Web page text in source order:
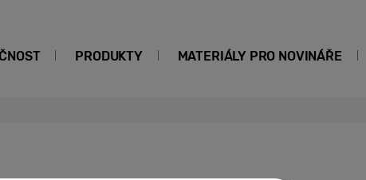
PRODUKTY MATERIÁLY PRO NOVINÁŘE